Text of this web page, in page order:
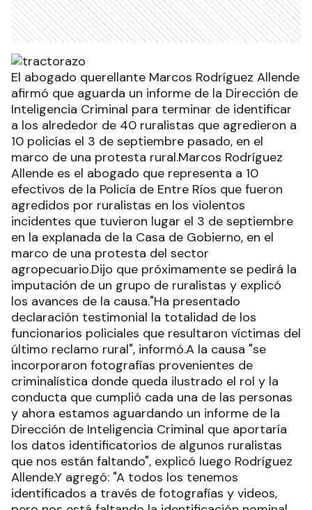
El abogado querellante Marcos Rodríguez Allende
afirmó que aguarda un informe de la Dirección de
Inteligencia Criminal para terminar de identificar
a los alrededor de 40 ruralistas que agredieron a
10 policías el 3 de septiembre pasado, en el
marco de una protesta rural.Marcos Rodríguez
Allende es el abogado que representa a 10
efectivos de la Policía de Entre Ríos que fueron
agredidos por ruralistas en los violentos
incidentes que tuvieron lugar el 3 de septiembre
en la explanada de la Casa de Gobierno, en el
marco de una protesta del sector
agropecuario.Dijo que próximamente se pedirá la
imputación de un grupo de ruralistas y explicó
los avances de la causa."Ha presentado
declaración testimonial la totalidad de los
funcionarios policiales que resultaron víctimas del
último reclamo rural", informó.A la causa "se
incorporaron fotografías provenientes de
criminalística donde queda ilustrado el rol y la
conducta que cumplió cada una de las personas
y ahora estamos aguardando un informe de la
Dirección de Inteligencia Criminal que aportaría
los datos identificatorios de algunos ruralistas
que nos están faltando", explicó luego Rodríguez
Allende.Y agregó: "A todos los tenemos
identificados a través de fotografías y videos,